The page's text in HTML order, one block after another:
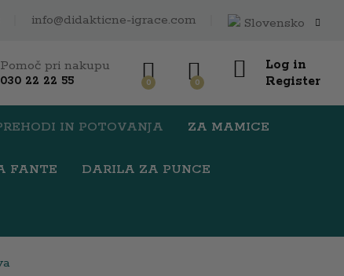
info@didakticne-igrace.com Slovensko
Pomoč pri nakupu
030 22 22 55 0 0
Log in
Register
IN POTOVANJA ZA MAMICE
FANTE DARILA ZA PUNCE
26,10€ Add to Cart